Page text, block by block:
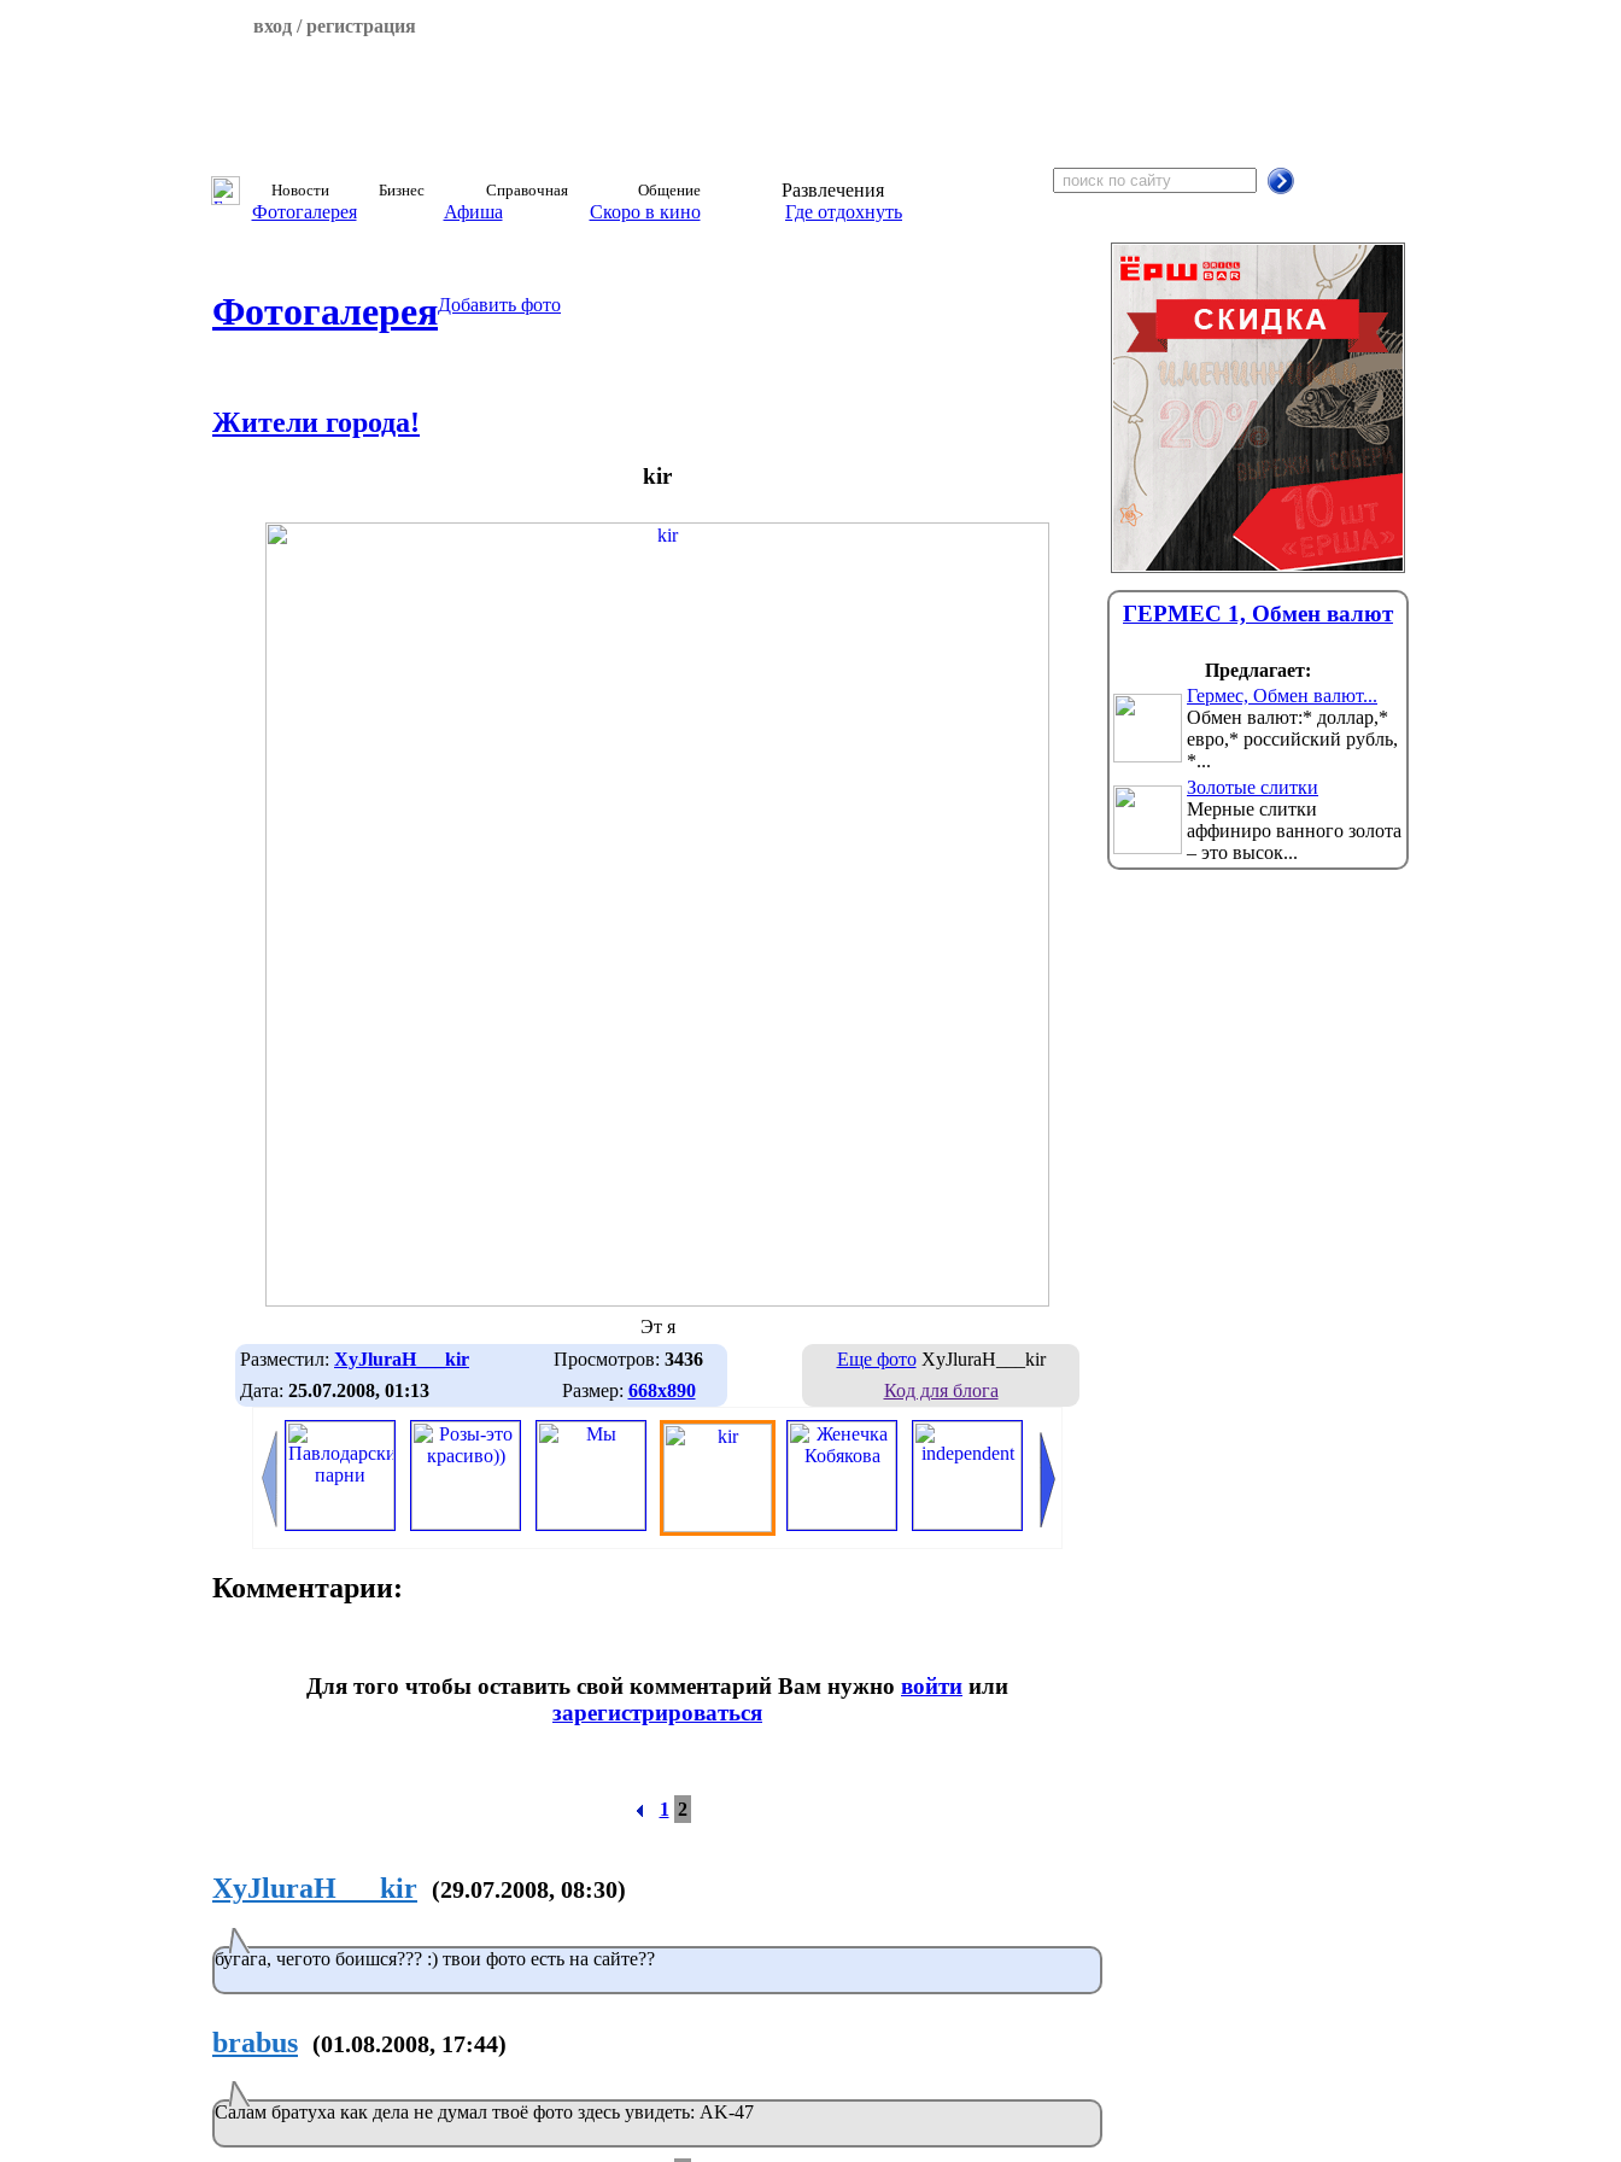
вход / регистрация
Новости Бизнес Справочная Общение
Развлечения
Фотогалерея
Афиша Скоро в кино Где отдохнуть
ФотогалереяДобавить фото
Жители города!
kir
Эт я
Разместил: XyJluraH___kir Просмотров: 3436
Дата: 25.07.2008, 01:13 Размер: 668х890
Еще фотоXyJluraH___kir
Код для блога
Комментарии:
Для того чтобы оставить свой комментарий Вам нужно войти или
зарегистрироваться
1 2
XyJluraH___kir (29.07.2008, 08:30)
бугага, чегото боишся??? :) твои фото есть на сайте??
brabus (01.08.2008, 17:44)
Салам братуха как дела не думал твоё фото здесь увидеть: AK-47
ГЕРМЕС 1, Обмен валют
Предлагает:
Гермес, Обмен валют...
Обмен валют:* доллар,*
евро,* российский рубль,
*...
Золотые слитки
Мерные слитки
аффиниро ванного золота
– это высок...